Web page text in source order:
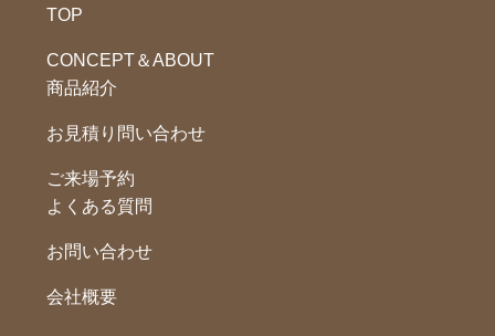
TOP
CONCEPT＆ABOUT
商品紹介
お見積り問い合わせ
ご来場予約
よくある質問
お問い合わせ
会社概要